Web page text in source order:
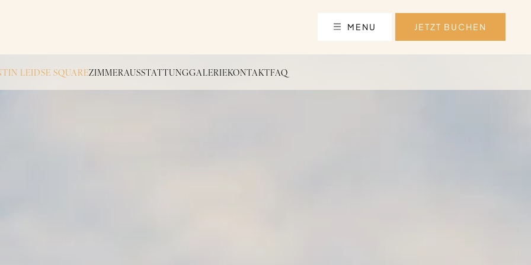
JETZT BUCHEN
MENU
LEIDSE SQUAREZIMMERAUSSTATTUNGGALERIEKONTAKTFAQ